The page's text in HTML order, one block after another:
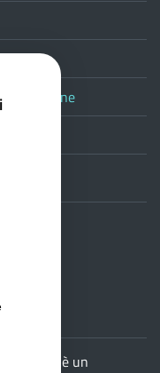
Salerno
è un